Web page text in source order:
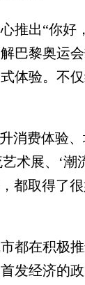
推出“你好
巴黎奥运
体验。不
费体验、
术展、‘
都取得了
在积极推
发经济的政